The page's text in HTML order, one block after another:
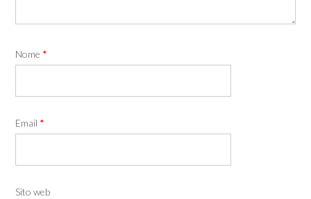
Nome *
Email *
Sito web